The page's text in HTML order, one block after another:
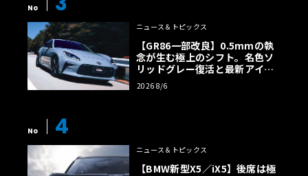
No
ニュース＆トピックス
【GR86一部改良】0.5mmの執
念が生む極上のシフト。名色ソ
リッドグレー復活と最新アイサ
イトでFRの極みへ
2026 8/6
No 4
ニュース＆トピックス
【BMW新型X5／iX5】後席は極